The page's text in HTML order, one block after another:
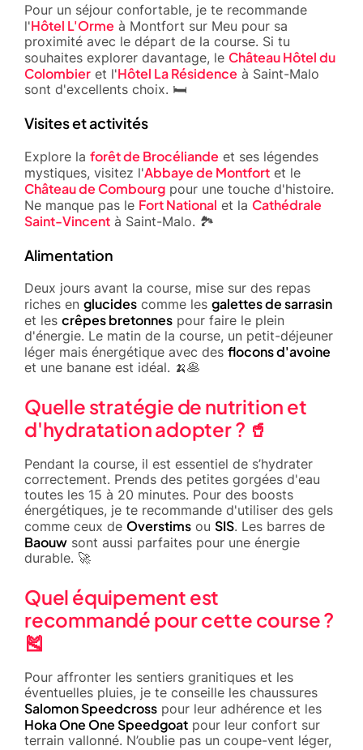
Pour un séjour confortable, je te recommande
l'Hôtel L'Orme à Montfort sur Meu pour sa
proximité avec le départ de la course. Si tu
souhaites explorer davantage, le Château Hôtel du
Colombier et l'Hôtel La Résidence à Saint-Malo
sont d'excellents choix. 🛏️
Visites et activités
Explore la forêt de Brocéliande et ses légendes
mystiques, visitez l'Abbaye de Montfort et le
Château de Combourg pour une touche d'histoire.
Ne manque pas le Fort National et la Cathédrale
Saint-Vincent à Saint-Malo. 🏞️
Alimentation
Deux jours avant la course, mise sur des repas
riches en glucides comme les galettes de sarrasin
et les crêpes bretonnes pour faire le plein
d'énergie. Le matin de la course, un petit-déjeuner
léger mais énergétique avec des flocons d'avoine
et une banane est idéal. 🍌🥞
Quelle stratégie de nutrition et
d'hydratation adopter ? 🥤
Pendant la course, il est essentiel de s’hydrater
correctement. Prends des petites gorgées d'eau
toutes les 15 à 20 minutes. Pour des boosts
énergétiques, je te recommande d'utiliser des gels
comme ceux de Overstims ou SIS. Les barres de
Baouw sont aussi parfaites pour une énergie
durable. 🚀
Quel équipement est
recommandé pour cette course ?
🎽
Pour affronter les sentiers granitiques et les
éventuelles pluies, je te conseille les chaussures
Salomon Speedcross pour leur adhérence et les
Hoka One One Speedgoat pour leur confort sur
terrain vallonné. N’oublie pas un coupe-vent léger,